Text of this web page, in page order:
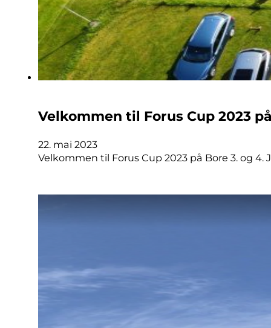
Velkommen til Forus Cup 2023
22. mai 2023
Velkommen til Forus Cup 2023 på Bore 3. og